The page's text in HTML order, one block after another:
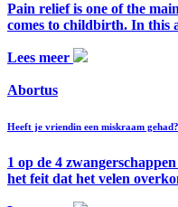
Pain relief is one of the
comes to childbirth. In
Lees meer
Abortus
Heeft je vriendin een miskraam
1 op de 4
het feit dat het velen